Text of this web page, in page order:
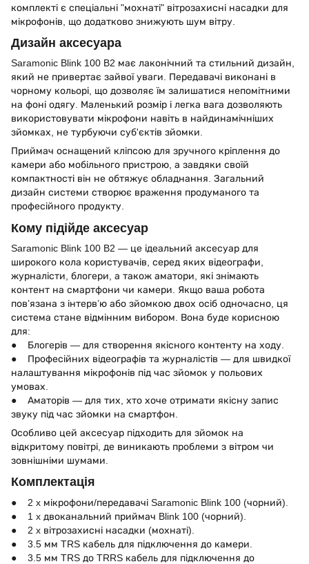
комплекті є спеціальні "мохнаті" вітрозахисні насадки для
мікрофонів, що додатково знижують шум вітру.
Дизайн аксесуара
Saramonic Blink 100 B2 має лаконічний та стильний дизайн,
який не привертає зайвої уваги. Передавачі виконані в
чорному кольорі, що дозволяє їм залишатися непомітними
на фоні одягу. Маленький розмір і легка вага дозволяють
використовувати мікрофони навіть в найдинамічніших
зйомках, не турбуючи суб'єктів зйомки.
Приймач оснащений кліпсою для зручного кріплення до
камери або мобільного пристрою, а завдяки своїй
компактності він не обтяжує обладнання. Загальний
дизайн системи створює враження продуманого та
професійного продукту.
Кому підійде аксесуар
Saramonic Blink 100 B2 — це ідеальний аксесуар для
широкого кола користувачів, серед яких відеографи,
журналісти, блогери, а також аматори, які знімають
контент на смартфони чи камери. Якщо ваша робота
пов’язана з інтерв’ю або зйомкою двох осіб одночасно, ця
система стане відмінним вибором. Вона буде корисною
для:
● Блогерів — для створення якісного контенту на ходу.
● Професійних відеографів та журналістів — для швидкої
налаштування мікрофонів під час зйомок у польових
умовах.
● Аматорів — для тих, хто хоче отримати якісну запис
звуку під час зйомки на смартфон.
Особливо цей аксесуар підходить для зйомок на
відкритому повітрі, де виникають проблеми з вітром чи
зовнішніми шумами.
Комплектація
● 2 x мікрофони/передавачі Saramonic Blink 100 (чорний).
● 1 x двоканальний приймач Blink 100 (чорний).
● 2 x вітрозахисні насадки (мохнаті).
● 3.5 мм TRS кабель для підключення до камери.
● 3.5 мм TRS до TRRS кабель для підключення до